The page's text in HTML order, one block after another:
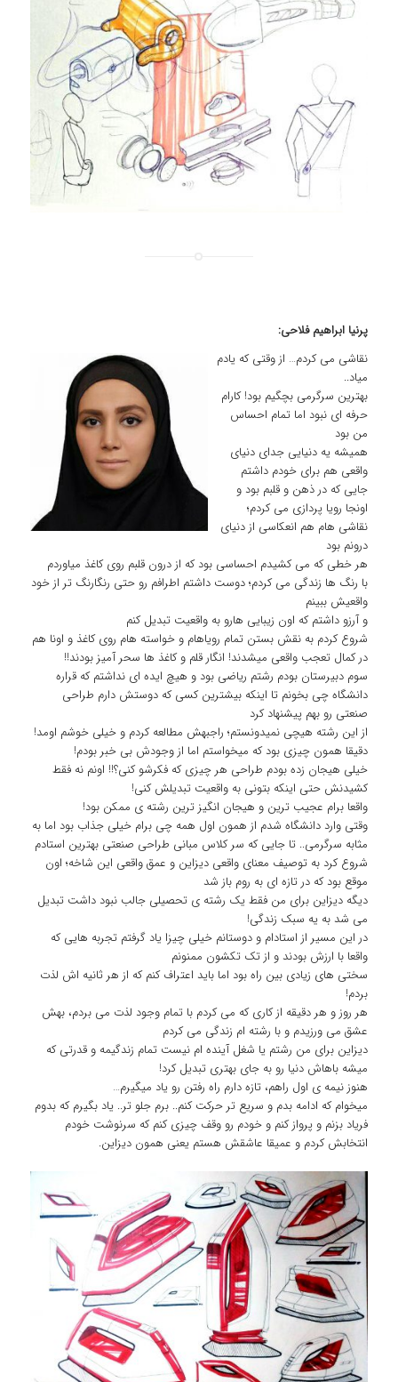
پرنیا ابراهیم فلاحی:
نقاشی می کردم… از وقتی که یادم
میاد..
بهترین سرگرمی بچگیم بود! کارام
حرفه ای نبود اما تمام احساس
من بود
همیشه یه دنیایی جدای دنیای
واقعی هم برای خودم داشتم
جایی که در ذهن و قلبم بود و
اونجا رویا پردازی می کردم؛
نقاشی هام هم انعکاسی از دنیای
درونم بود
هر خطی که می کشیدم احساسی بود که از درون قلبم روی کاغذ میاوردم
با رنگ ها زندگی می کردم؛ دوست داشتم اطرافم رو حتی رنگارنگ تر از خود
واقعیش ببینم
و آرزو داشتم که اون زیبایی هارو به واقعیت تبدیل کنم
شروع کردم به نقش بستن تمام رویاهام و خواسته هام روی کاغذ و اونا هم
در کمال تعجب واقعی میشدند! انگار قلم و کاغذ ها سحر آمیز بودند!!
سوم دبیرستان بودم رشتم ریاضی بود و هیچ ایده ای نداشتم که قراره
دانشگاه چی بخونم تا اینکه بیشترین کسی که دوستش دارم طراحی
صنعتی رو بهم پیشنهاد کرد
از این رشته هیچی نمیدونستم؛ راجبهش مطالعه کردم و خیلی خوشم اومد!
دقیقا همون چیزی بود که میخواستم اما از وجودش بی خبر بودم!
خیلی هیجان زده بودم طراحی هر چیزی که فکرشو کنی؟!! اونم نه فقط
کشیدنش حتی اینکه بتونی به واقعیت تبدیلش کنی!
واقعا برام عجیب ترین و هیجان انگیز ترین رشته ی ممکن بود!
وقتی وارد دانشگاه شدم از همون اول همه چی برام خیلی جذاب بود اما به
مثابه سرگرمی.. تا جایی که سر کلاس مبانی طراحی صنعتی بهترین استادم
شروع کرد به توصیف معنای واقعی دیزاین و عمق واقعی این شاخه؛ اون
موقع بود که در تازه ای به روم باز شد
دیگه دیزاین برای من فقط یک رشته ی تحصیلی جالب نبود داشت تبدیل
می شد به یه سبک زندگی!
در این مسیر از استادام و دوستانم خیلی چیزا یاد گرفتم تجربه هایی که
واقعا با ارزش بودند و از تک تکشون ممنونم
سختی های زیادی بین راه بود اما باید اعتراف کنم که از هر ثانیه اش لذت
بردم!
هر روز و هر دقیقه از کاری که می کردم با تمام وجود لذت می بردم، بهش
عشق می ورزیدم و با رشته ام زندگی می کردم
دیزاین برای من رشتم یا شغل آینده ام نیست تمام زندگیمه و قدرتی که
میشه باهاش دنیا رو به جای بهتری تبدیل کرد!
هنوز نیمه ی اول راهم، تازه دارم راه رفتن رو یاد میگیرم…
میخوام که ادامه بدم و سریع تر حرکت کنم.. برم جلو تر.. یاد بگیرم که بدوم
فریاد بزنم و پرواز کنم و خودم رو وقف چیزی کنم که سرنوشت خودم
انتخابش کردم و عمیقا عاشقش هستم یعنی همون دیزاین.